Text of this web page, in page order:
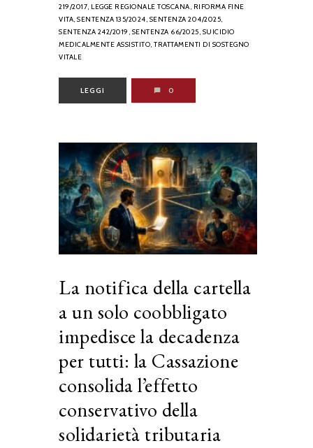
219/2017, LEGGE REGIONALE TOSCANA, RIFORMA FINE
VITA, SENTENZA 135/2024, SENTENZA 204/2025,
SENTENZA 242/2019, SENTENZA 66/2025, SUICIDIO
MEDICALMENTE ASSISTITO, TRATTAMENTI DI SOSTEGNO
VITALE
LEGGI 0
La notifica della cartella
a un solo coobbligato
impedisce la decadenza
per tutti: la Cassazione
consolida l’effetto
conservativo della
solidarietà tributaria